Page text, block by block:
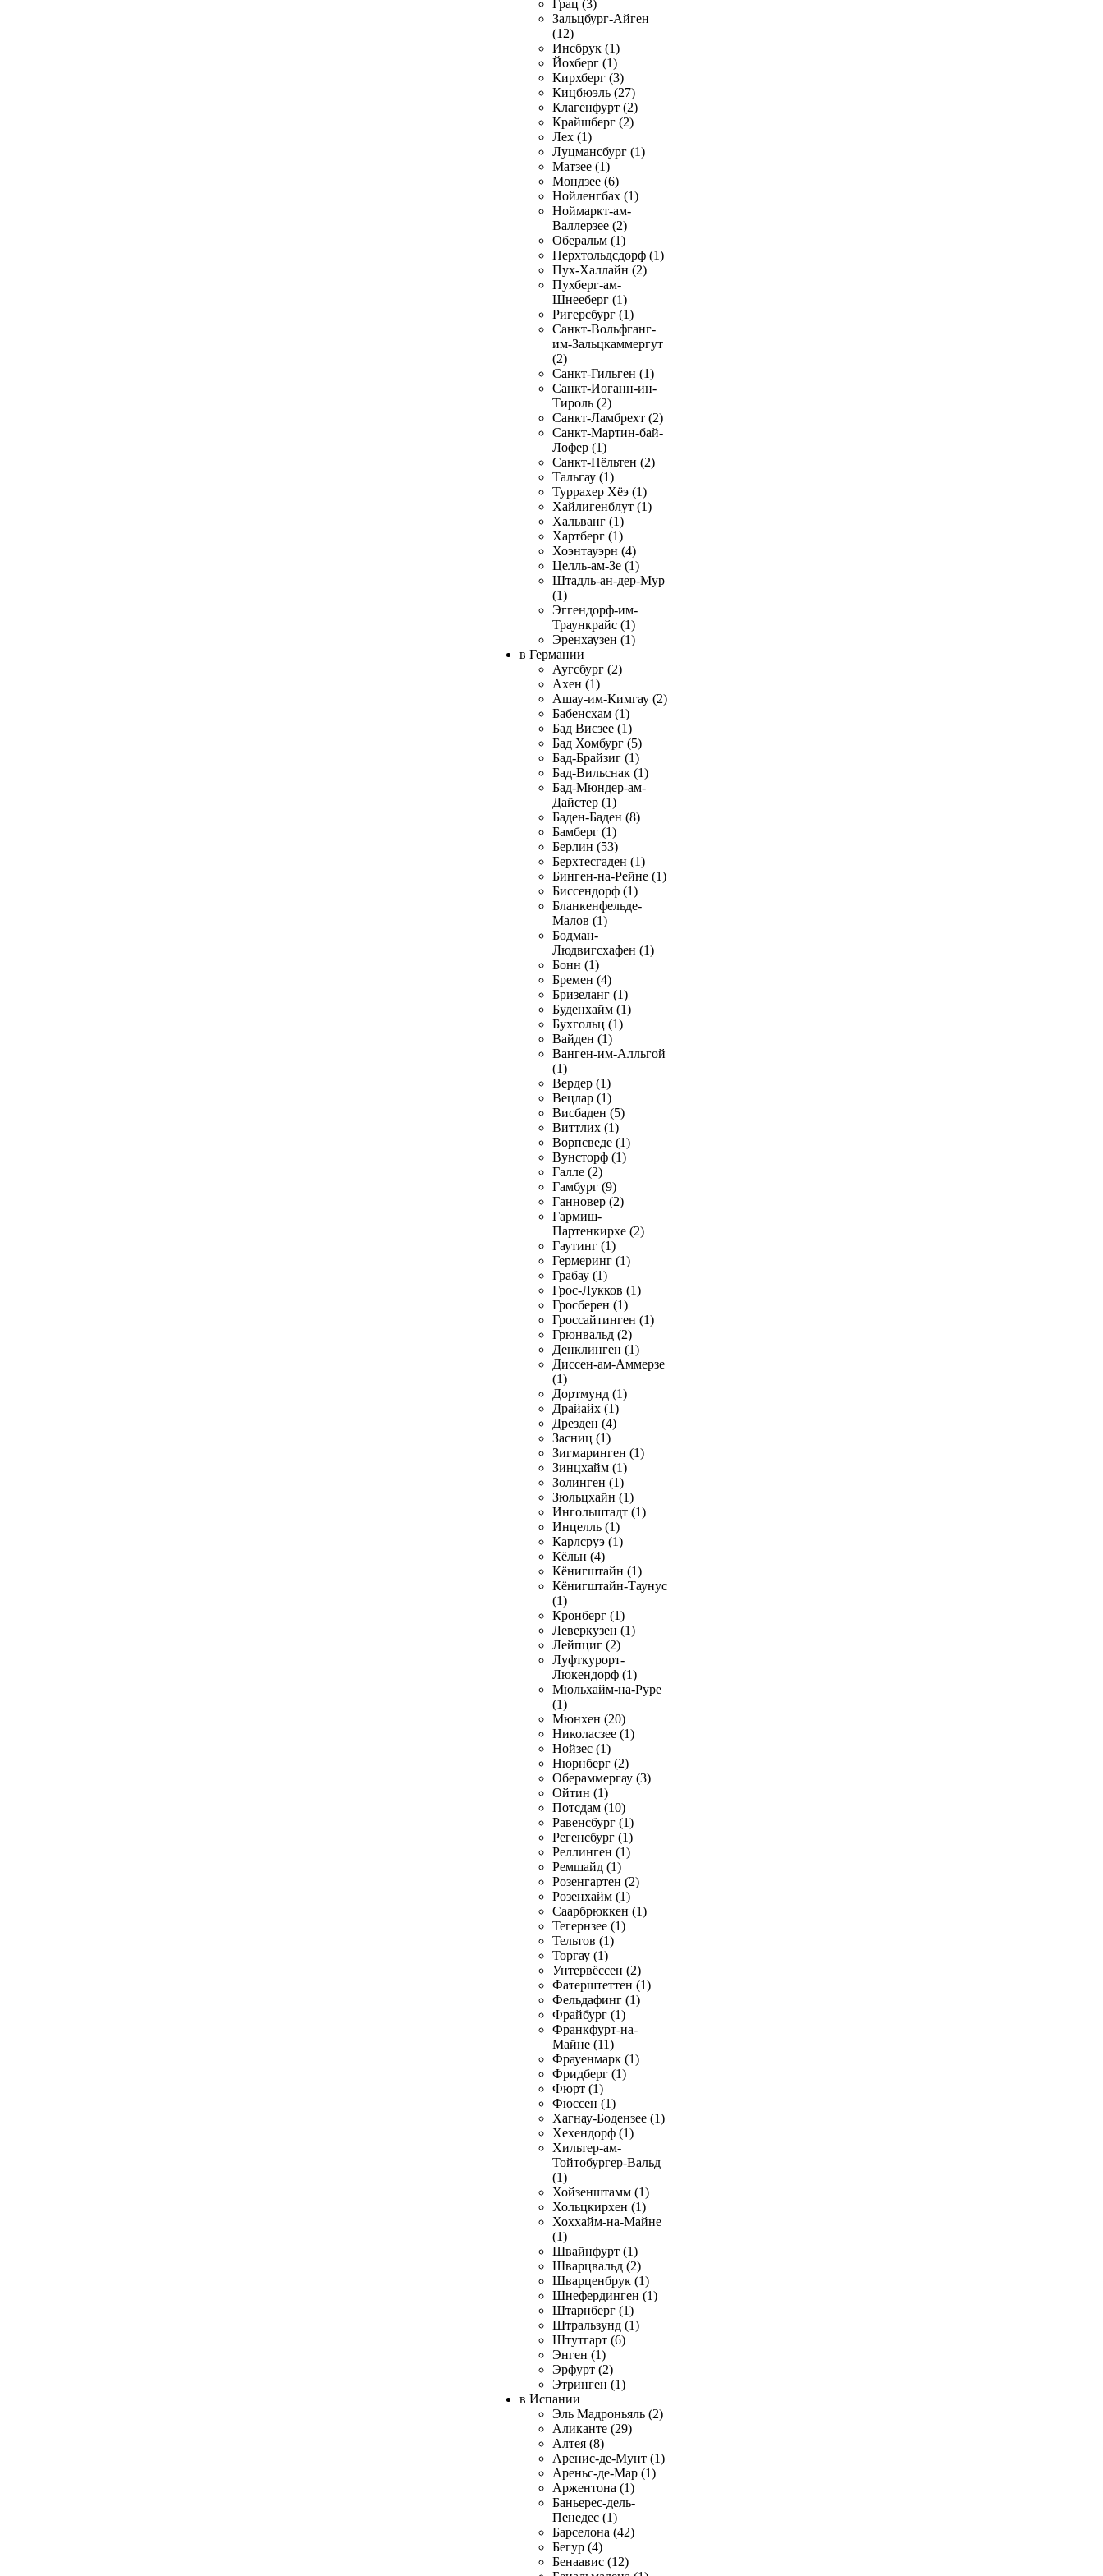
Грац (3)
Зальцбург-Айген
(12)
Инсбрук (1)
Йохберг (1)
Кирхберг (3)
Кицбюэль (27)
Клагенфурт (2)
Крайшберг (2)
Лех (1)
Луцмансбург (1)
Матзее (1)
Мондзее (6)
Нойленгбах (1)
Ноймаркт-ам-
Валлерзее (2)
Оберальм (1)
Перхтольдсдорф (1)
Пух-Халлайн (2)
Пухберг-ам-
Шнееберг (1)
Ригерсбург (1)
Санкт-Вольфганг-
им-Зальцкаммергут
(2)
Санкт-Гильген (1)
Санкт-Иоганн-ин-
Тироль (2)
Санкт-Ламбрехт (2)
Санкт-Мартин-бай-
Лофер (1)
Санкт-Пёльтен (2)
Тальгау (1)
Туррахер Хёэ (1)
Хайлигенблут (1)
Хальванг (1)
Хартберг (1)
Хоэнтауэрн (4)
Целль-ам-Зе (1)
Штадль-ан-дер-Мур
(1)
Эггендорф-им-
Траункрайс (1)
Эренхаузен (1)
в Германии
Аугсбург (2)
Ахен (1)
Ашау-им-Кимгау (2)
Бабенсхам (1)
Бад Висзее (1)
Бад Хомбург (5)
Бад-Брайзиг (1)
Бад-Вильснак (1)
Бад-Мюндер-ам-
Дайстер (1)
Баден-Баден (8)
Бамберг (1)
Берлин (53)
Берхтесгаден (1)
Бинген-на-Рейне (1)
Биссендорф (1)
Бланкенфельде-
Малов (1)
Бодман-
Людвигсхафен (1)
Бонн (1)
Бремен (4)
Бризеланг (1)
Буденхайм (1)
Бухгольц (1)
Вайден (1)
Ванген-им-Алльгой
(1)
Вердер (1)
Вецлар (1)
Висбаден (5)
Виттлих (1)
Ворпсведе (1)
Вунсторф (1)
Галле (2)
Гамбург (9)
Ганновер (2)
Гармиш-
Партенкирхе (2)
Гаутинг (1)
Гермеринг (1)
Грабау (1)
Грос-Лукков (1)
Гросберен (1)
Гроссайтинген (1)
Грюнвальд (2)
Денклинген (1)
Диссен-ам-Аммерзе
(1)
Дортмунд (1)
Драйайх (1)
Дрезден (4)
Засниц (1)
Зигмаринген (1)
Зинцхайм (1)
Золинген (1)
Зюльцхайн (1)
Ингольштадт (1)
Инцелль (1)
Карлсруэ (1)
Кёльн (4)
Кёнигштайн (1)
Кёнигштайн-Таунус
(1)
Кронберг (1)
Леверкузен (1)
Лейпциг (2)
Луфткурорт-
Люкендорф (1)
Мюльхайм-на-Руре
(1)
Мюнхен (20)
Николасзее (1)
Нойзес (1)
Нюрнберг (2)
Обераммергау (3)
Ойтин (1)
Потсдам (10)
Равенсбург (1)
Регенсбург (1)
Реллинген (1)
Ремшайд (1)
Розенгартен (2)
Розенхайм (1)
Саарбрюккен (1)
Тегернзее (1)
Тельтов (1)
Торгау (1)
Унтервёссен (2)
Фатерштеттен (1)
Фельдафинг (1)
Фрайбург (1)
Франкфурт-на-
Майне (11)
Фрауенмарк (1)
Фридберг (1)
Фюрт (1)
Фюссен (1)
Хагнау-Бодензее (1)
Хехендорф (1)
Хильтер-ам-
Тойтобургер-Вальд
(1)
Хойзенштамм (1)
Хольцкирхен (1)
Хоххайм-на-Майне
(1)
Швайнфурт (1)
Шварцвальд (2)
Шварценбрук (1)
Шнефердинген (1)
Штарнберг (1)
Штральзунд (1)
Штутгарт (6)
Энген (1)
Эрфурт (2)
Этринген (1)
в Испании
Эль Мадроньяль (2)
Аликанте (29)
Алтея (8)
Аренис-де-Мунт (1)
Ареньс-де-Мар (1)
Аржентона (1)
Баньерес-дель-
Пенедес (1)
Барселона (42)
Бегур (4)
Бенаавис (12)